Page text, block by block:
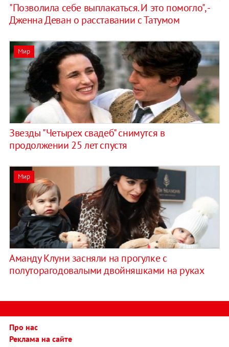
"Позволила себе выплакаться. И это помогло", -
Дженна Деван о расставании с Татумом
Мир
Звезды "Четырех свадеб" снимутся в
продолжении 25 лет спустя
Мир
Аманду Клуни засняли на прогулке с
полуторагодовалыми двойняшками на руках
Про нас
Реклама на сайте